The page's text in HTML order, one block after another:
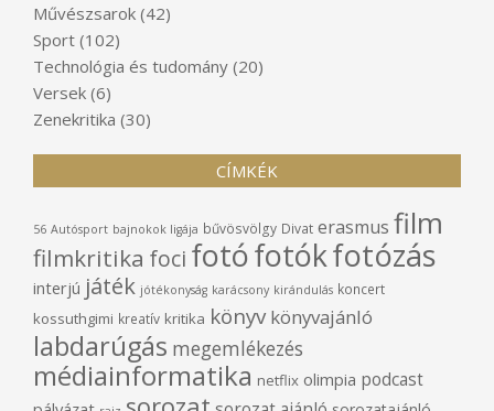
Művészsarok (42)
Sport (102)
Technológia és tudomány (20)
Versek (6)
Zenekritika (30)
CÍMKÉK
56 Autósport bajnokok ligája bűvösvölgy Divat erasmus film
filmkritika foci fotófotókfotózás
interjú játék jótékonyság karácsony kirándulás koncert
kossuthgimi kreatív kritika könyv könyvajánló
labdarúgás megemlékezés
médiainformatika netflix olimpia podcast